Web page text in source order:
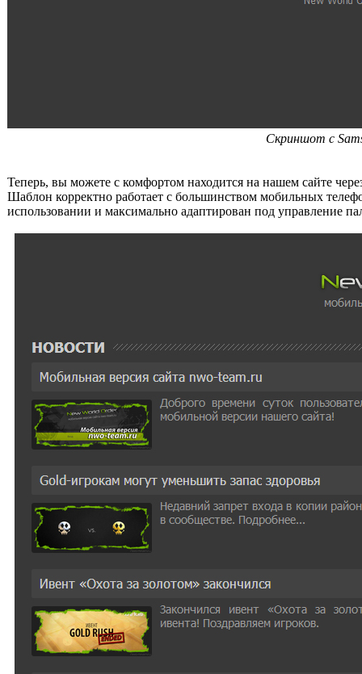
Скриншот с
Теперь, вы можете с комфортом находится на нашем сайте
Шаблон корректно работает с большинством мобильных
использовании и максимально адаптирован под управление